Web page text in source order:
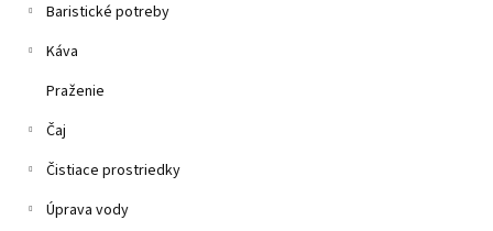
Baristické potreby
Káva
Praženie
Čaj
Čistiace prostriedky
Úprava vody